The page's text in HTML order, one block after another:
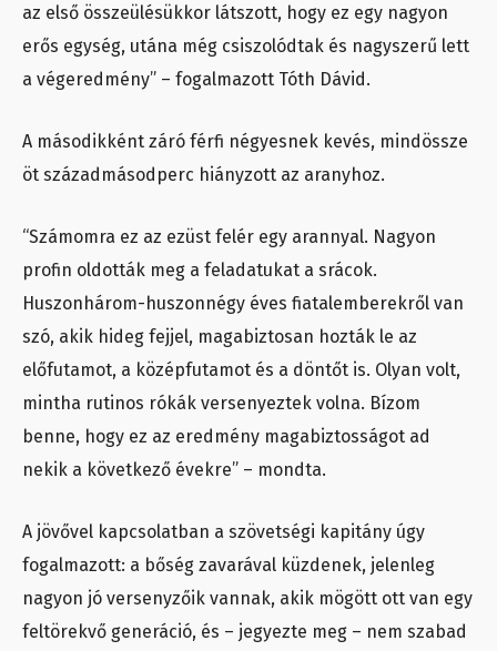
az első összeülésükkor látszott, hogy ez egy nagyon
erős egység, utána még csiszolódtak és nagyszerű lett
a végeredmény” – fogalmazott Tóth Dávid.
A másodikként záró férfi négyesnek kevés, mindössze
öt századmásodperc hiányzott az aranyhoz.
“Számomra ez az ezüst felér egy arannyal. Nagyon
profin oldották meg a feladatukat a srácok.
Huszonhárom-huszonnégy éves fiatalemberekről van
szó, akik hideg fejjel, magabiztosan hozták le az
előfutamot, a középfutamot és a döntőt is. Olyan volt,
mintha rutinos rókák versenyeztek volna. Bízom
benne, hogy ez az eredmény magabiztosságot ad
nekik a következő évekre” – mondta.
A jövővel kapcsolatban a szövetségi kapitány úgy
fogalmazott: a bőség zavarával küzdenek, jelenleg
nagyon jó versenyzőik vannak, akik mögött ott van egy
feltörekvő generáció, és – jegyezte meg – nem szabad